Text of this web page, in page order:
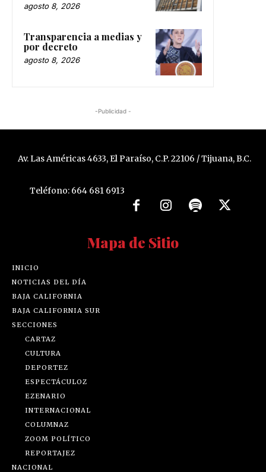
agosto 8, 2026
Transparencia a medias y
por decreto
agosto 8, 2026
-Publicidad -
Av. Las Américas 4633, El Paraíso, C.P. 22106 / Tijuana, B.C.
Teléfono: 664 681 6913
Mapa de Sitio
INICIO
NOTICIAS DEL DÍA
BAJA CALIFORNIA
BAJA CALIFORNIA SUR
SECCIONES
CARTAZ
CULTURA
DEPORTEZ
ESPECTÁCULOZ
EZENARIO
INTERNACIONAL
COLUMNAZ
ZOOM POLÍTICO
REPORTAJEZ
NACIONAL